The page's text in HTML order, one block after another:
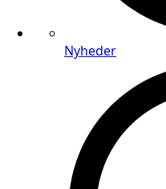
Nyheder